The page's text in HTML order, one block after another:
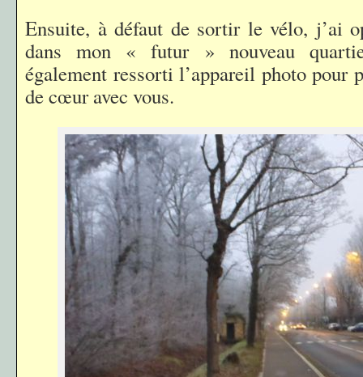
Ensuite, à défaut de sortir le vélo, j’ai
dans mon « futur » nouveau
également ressorti l’appareil photo pour
de cœur avec vous.